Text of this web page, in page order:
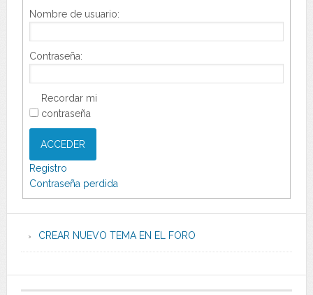
Nombre de usuario:
Contraseña:
Recordar mi
contraseña
ACCEDER
Registro
Contraseña perdida
CREAR NUEVO TEMA EN EL FORO